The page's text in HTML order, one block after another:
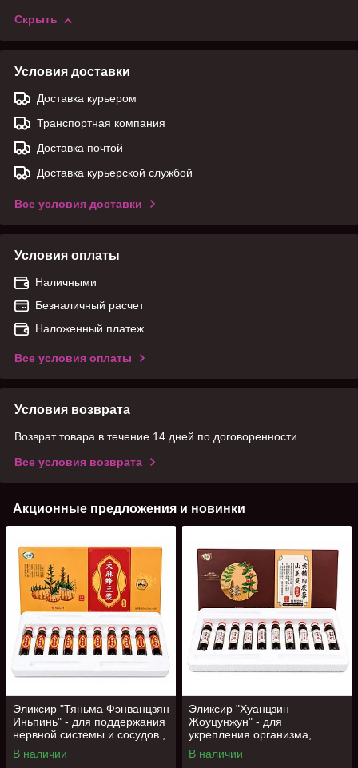
Скрыть
Условия доставки
Доставка курьером
Транспортная компания
Доставка почтой
Доставка курьерской службой
Все условия доставки
Условия оплаты
Наличными
Безналичный расчет
Наложенный платеж
Все условия оплаты
Условия возврата
Возврат товара в течение 14 дней по договоренности
Все условия возврата
Акционные предложения и новинки
Эликсир "Тяньма Фэнванцзян
Иньпинь" - для поддержания
нервной системы и сосудов ,
10 фл
В наличии
Эликсир "Хуанцзин
Жоуцунжун" - для
укрепления организма,
поддержания тонуса и
энергии, 10 фл
В наличии